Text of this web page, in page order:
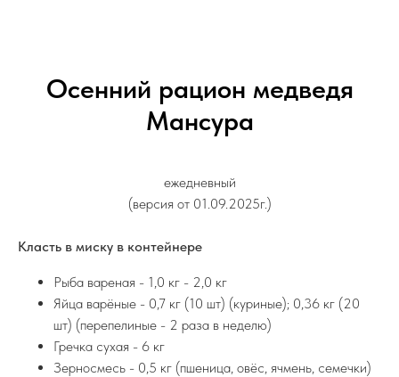
Осенний рацион медведя
Мансура
ежедневный
(версия от 01.09.2025г.)
Класть в миску в контейнере
Рыба вареная - 1,0 кг - 2,0 кг
Яйца варёные - 0,7 кг (10 шт) (куриные); 0,36 кг (20
шт) (перепелиные - 2 раза в неделю)
Гречка сухая - 6 кг
Зерносмесь - 0,5 кг (пшеница, овёс, ячмень, семечки)